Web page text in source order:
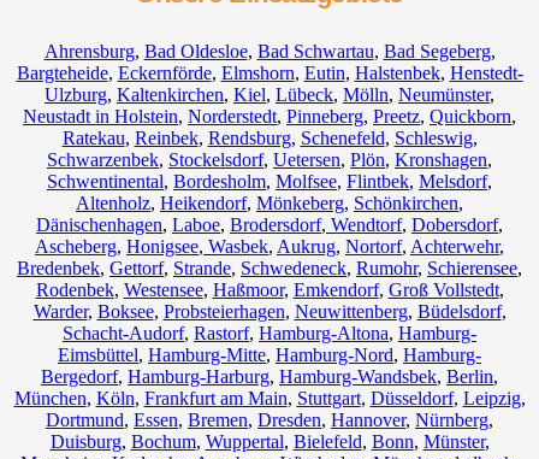
Ahrensburg, Bad Oldesloe, Bad Schwartau, Bad Segeberg,
Bargteheide, Eckernförde, Elmshorn, Eutin, Halstenbek, Henstedt-
Ulzburg, Kaltenkirchen, Kiel, Lübeck, Mölln, Neumünster,
Neustadt in Holstein, Norderstedt, Pinneberg, Preetz, Quickborn,
Ratekau, Reinbek, Rendsburg, Schenefeld, Schleswig,
Schwarzenbek, Stockelsdorf, Uetersen, Plön, Kronshagen,
Schwentinental, Bordesholm, Molfsee, Flintbek, Melsdorf,
Altenholz, Heikendorf, Mönkeberg, Schönkirchen,
Dänischenhagen, Laboe, Brodersdorf, Wendtorf, Dobersdorf,
Ascheberg, Honigsee, Wasbek, Aukrug, Nortorf, Achterwehr,
Bredenbek, Gettorf, Strande, Schwedeneck, Rumohr, Schierensee,
Rodenbek, Westensee, Haßmoor, Emkendorf, Groß Vollstedt,
Warder, Boksee, Probsteierhagen, Neuwittenberg, Büdelsdorf,
Schacht-Audorf, Rastorf, Hamburg-Altona, Hamburg-
Eimsbüttel, Hamburg-Mitte, Hamburg-Nord, Hamburg-
Bergedorf, Hamburg-Harburg, Hamburg-Wandsbek, Berlin,
München, Köln, Frankfurt am Main, Stuttgart, Düsseldorf, Leipzig,
Dortmund, Essen, Bremen, Dresden, Hannover, Nürnberg,
Duisburg, Bochum, Wuppertal, Bielefeld, Bonn, Münster,